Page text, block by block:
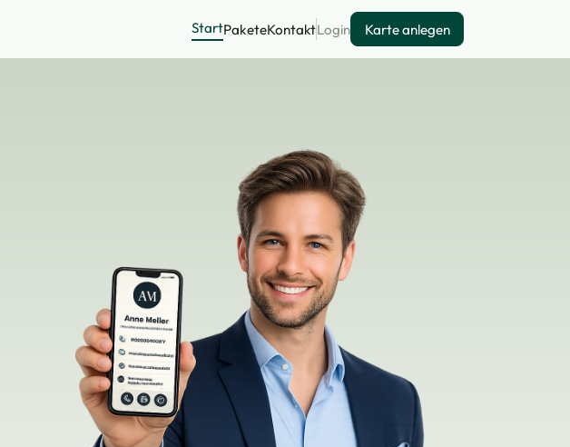
StartPaketeKontaktLogin Karte anlegen